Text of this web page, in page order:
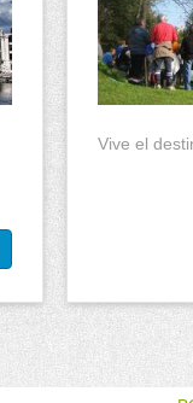
Vive el